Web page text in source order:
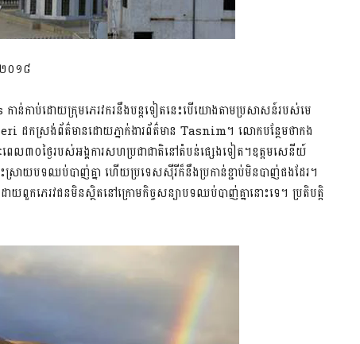
២០១៨
កាន់កាប់ដោយក្រុមភេរវករនឹងបន្តទៀតនេះបើយោងតាមប្រសាសន៍របស់មេ
ដកស្រង់ព័ត៌មានដោយភ្នាក់ងារព័ត៌មាន Tasnim។ លោកបន្ថែមថាកង
េល៣០ថ្ងៃរបស់អង្គការសហប្រជាជាតិនៅតំបន់ផ្សេងទៀត។ឧត្តមសេនីយ៍
ាយបទឈប់បាញ់គ្នា ហើយប្រទេសស៊ីរីក៏នឹងប្រកាន់ខ្ជាប់មិនបាញ់ផងដែរ។
ពួកភេរវជនមិនស្ថិតនៅក្រោមកិច្ចសន្យាបទឈប់បាញ់គ្នានោះទេ។ ប្រតិបត្តិ